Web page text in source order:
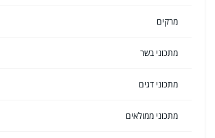
מרקים
מתכוני בשר
מתכוני דגים
מתכוני ממולאים